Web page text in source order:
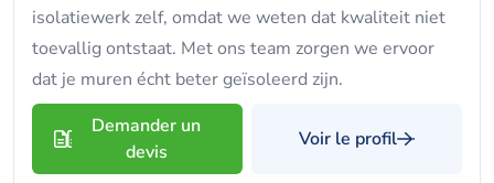
isolatiewerk zelf, omdat we weten dat kwaliteit niet
toevallig ontstaat. Met ons team zorgen we ervoor
dat je muren écht beter geïsoleerd zijn.
Demander un
devis
Voir le profil